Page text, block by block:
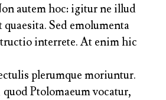
autem hoc: igitur ne illud
Sed emolumenta
interrete. At enim hic
plerumque moriuntur.
Ptolomaeum vocatur,